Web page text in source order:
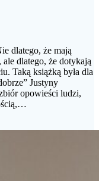
dlatego, że mają
dlatego, że dotykają
Taką książką była dla
Justyny
opowieści ludzi,